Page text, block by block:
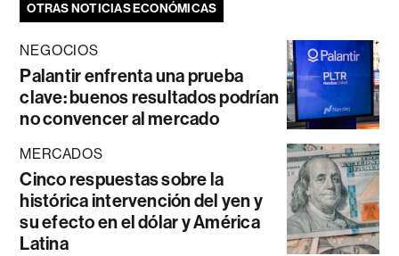
OTRAS NOTICIAS ECONÓMICAS
NEGOCIOS
Palantir enfrenta una prueba
clave: buenos resultados podrían
no convencer al mercado
MERCADOS
Cinco respuestas sobre la
histórica intervención del yen y
su efecto en el dólar y América
Latina